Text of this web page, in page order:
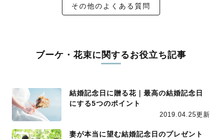
その他のよくある質問
ブーケ・花束に関するお役立ち記事
結婚記念日に贈る花｜最高の結婚記念日
にする5つのポイント
2019.04.25更新
妻が本当に望む結婚記念日のプレゼント